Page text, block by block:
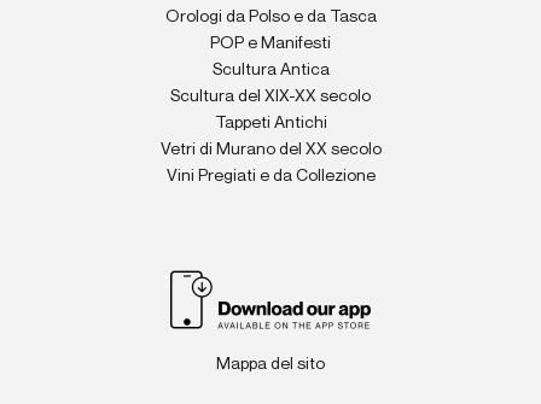
Orologi da Polso e da Tasca
POP e Manifesti
Scultura Antica
Scultura del XIX-XX secolo
Tappeti Antichi
Vetri di Murano del XX secolo
Vini Pregiati e da Collezione
Mappa del sito